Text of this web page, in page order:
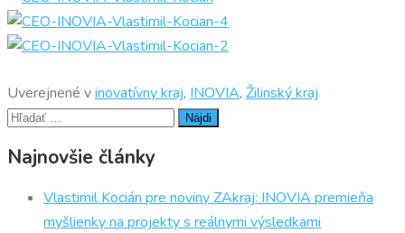
Uverejnené vinovatívny kraj, INOVIA, Žilinský kraj
Hľadať:
Najnovšie články
Vlastimil Kocián pre noviny ZAkraj: INOVIA premieňa
myšlienky na projekty s reálnymi výsledkami